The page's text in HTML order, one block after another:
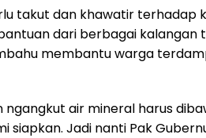
takut dan khawatir terhadap
dari berbagai kalangan
membantu warga
air mineral harus
siapkan. Jadi nanti Pak